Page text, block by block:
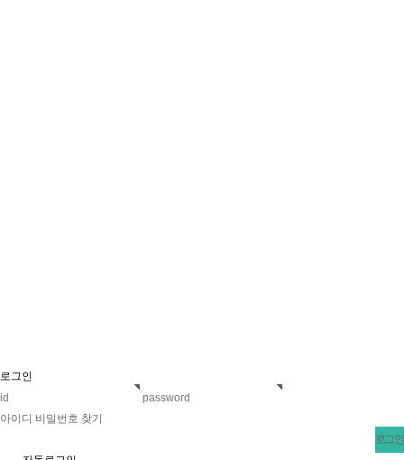
로그인
아이디 비밀번호 찾기